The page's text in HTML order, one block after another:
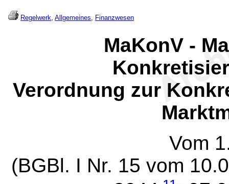
Regelwerk, Allgemeines, Finanzwesen
MaKonV -
Verordnung zur
Vom
(BGBl. I Nr. 15 vom